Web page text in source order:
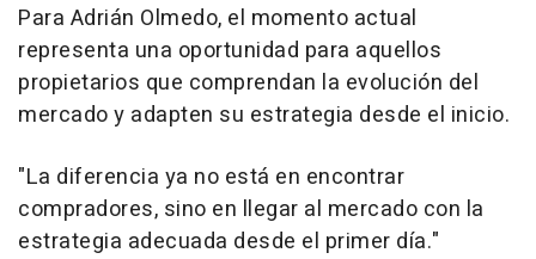
Para Adrián Olmedo, el momento actual
representa una oportunidad para aquellos
propietarios que comprendan la evolución del
mercado y adapten su estrategia desde el inicio.
"La diferencia ya no está en encontrar
compradores, sino en llegar al mercado con la
estrategia adecuada desde el primer día."